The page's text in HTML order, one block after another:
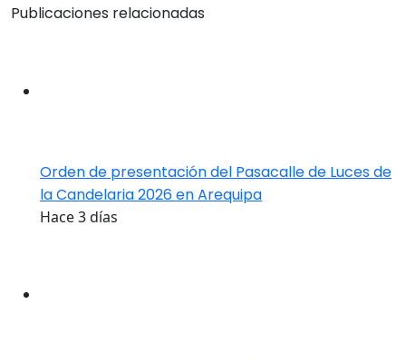
Publicaciones relacionadas
Orden de presentación del Pasacalle de Luces de
la Candelaria 2026 en Arequipa
Hace 3 días